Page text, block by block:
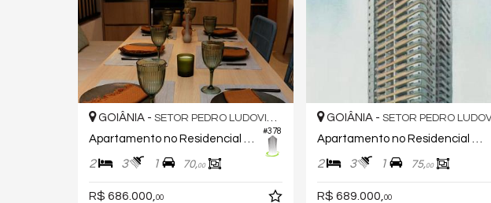
#378
GOIÂNIA - SETOR PEDRO LUDOVICO
Apartamento no Residencial Viverde Areião
2 3 1 70,00
R$ 686.000, 00
GOIÂNIA - SETOR PEDRO
Apartamento no Residencial Lago Areião
2 3 1 75,00
R$ 689.000, 00